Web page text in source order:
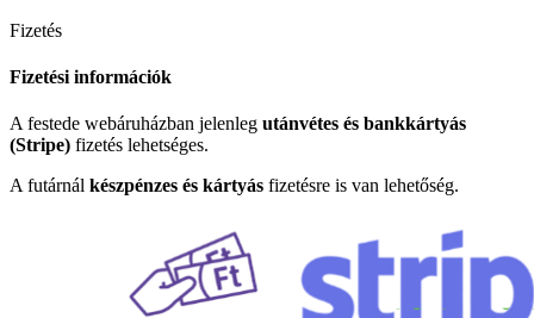
Fizetés
Fizetési információk
A festede webáruházban jelenleg utánvétes és bankkártyás
(Stripe) fizetés lehetséges.
A futárnál készpénzes és kártyás fizetésre is van lehetőség.